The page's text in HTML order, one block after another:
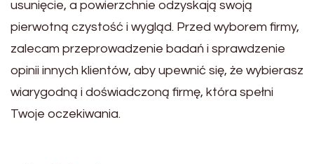
usunięcie, a powierzchnie odzyskają swoją
pierwotną czystość i wygląd. Przed wyborem firmy,
zalecam przeprowadzenie badań i sprawdzenie
opinii innych klientów, aby upewnić się, że wybierasz
wiarygodną i doświadczoną firmę, która spełni
Twoje oczekiwania.